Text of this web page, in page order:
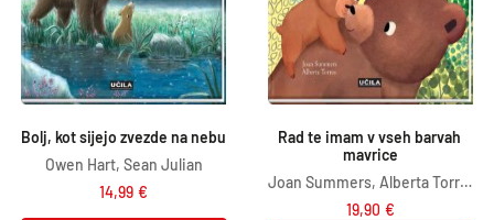
Bolj, kot sijejo zvezde na nebu
Owen Hart, Sean Julian
14,99 €
Rad te imam v vseh barvah
mavrice
Joan Summers, Alberta Torres
19,90 €